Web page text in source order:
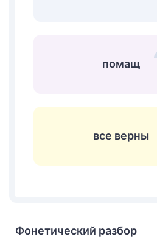
помащ
все верны
Фонетический разбор